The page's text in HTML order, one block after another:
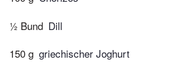
½ Bund Dill
150 g griechischer Joghurt